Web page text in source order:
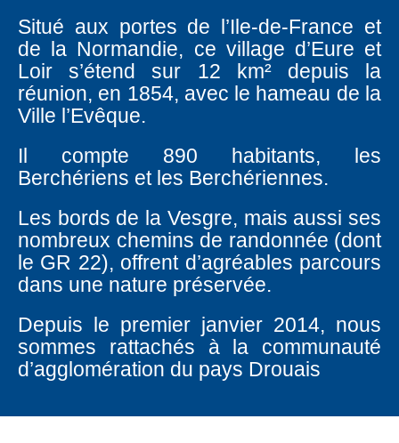
Situé aux portes de l’Ile-de-France et
de la Normandie, ce village d’Eure et
Loir s’étend sur 12 km² depuis la
réunion, en 1854, avec le hameau de la
Ville l’Evêque.
Il compte 890 habitants, les
Berchériens et les Berchériennes.
Les bords de la Vesgre, mais aussi ses
nombreux chemins de randonnée (dont
le GR 22), offrent d’agréables parcours
dans une nature préservée.
Depuis le premier janvier 2014, nous
sommes rattachés à la communauté
d’agglomération du pays Drouais